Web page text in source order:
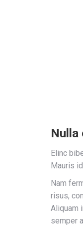
Nulla
Elinc
Mauris
Nam
risus,
Aliquam
semper